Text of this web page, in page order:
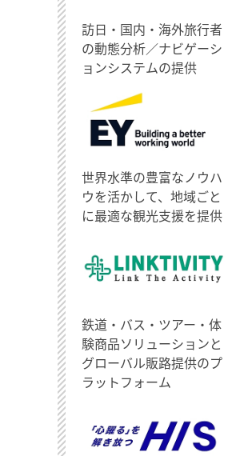
訪日・国内・海外旅行者
の動態分析／ナビゲーシ
ョンシステムの提供
世界水準の豊富なノウハ
ウを活かして、地域ごと
に最適な観光支援を提供
鉄道・バス・ツアー・体
験商品ソリューションと
グローバル販路提供のプ
ラットフォーム